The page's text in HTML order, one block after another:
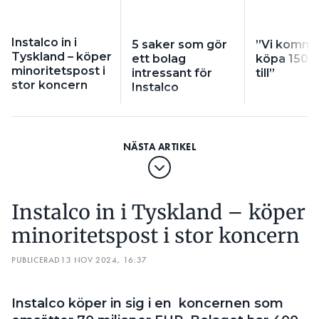
Instalco in i
Tyskland – köper
minoritetspost i
stor koncern
5 saker som gör
ett bolag
intressant för
Instalco
”Vi
köpa 150
till”
Instalco in i Tyskland – köper
minoritetspost i stor koncern
PUBLICERAD 13 NOV 2024, 16:37
Instalco köper in sig i en koncernen som